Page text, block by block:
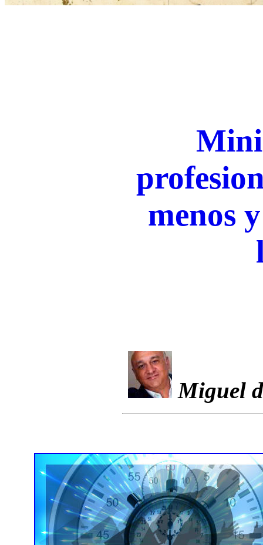
menos
Miguel